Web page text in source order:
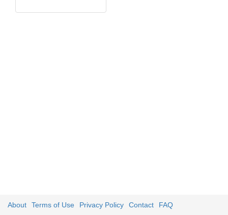
About Terms of Use Privacy Policy Contact FAQ